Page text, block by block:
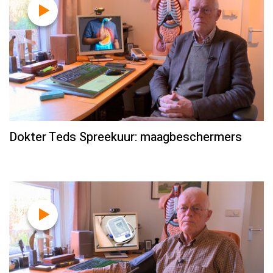
Dokter Teds Spreekuur: maagbeschermers